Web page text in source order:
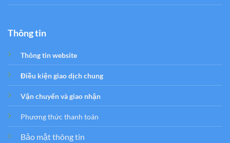
Thông tin
Thông tin website
Điều kiện giao dịch chung
Vận chuyển và giao nhận
Phương thức thanh toán
Bảo mật thông tin